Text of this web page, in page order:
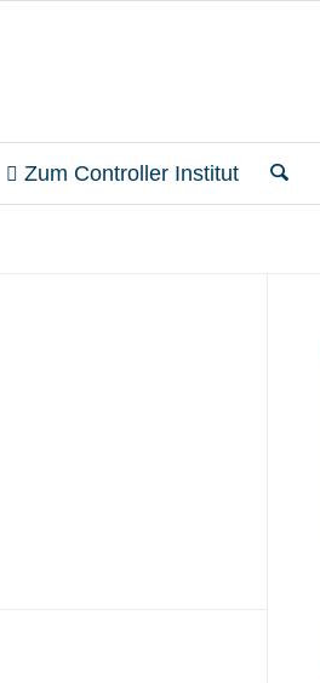
Zum Controller Institut